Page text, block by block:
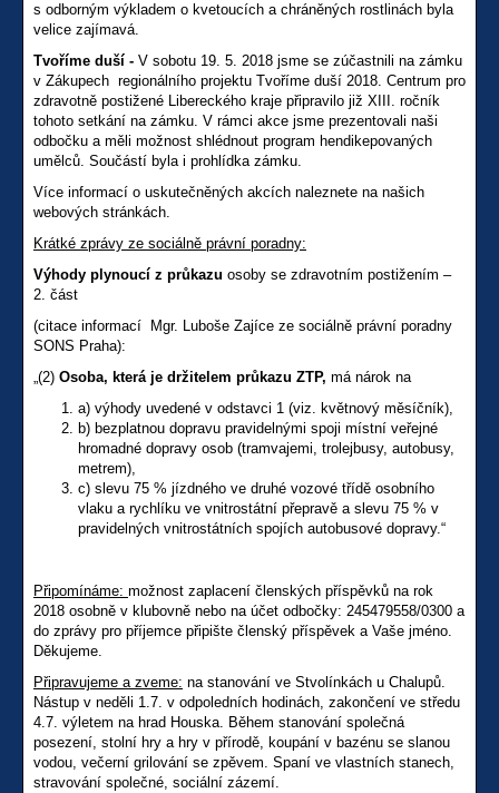
s odborným výkladem o kvetoucích a chráněných rostlinách byla
velice zajímavá.
Tvoříme duší - V sobotu 19. 5. 2018 jsme se zúčastnili na zámku
v Zákupech regionálního projektu Tvoříme duší 2018. Centrum pro
zdravotně postižené Libereckého kraje připravilo již XIII. ročník
tohoto setkání na zámku. V rámci akce jsme prezentovali naši
odbočku a měli možnost shlédnout program hendikepovaných
umělců. Součástí byla i prohlídka zámku.
Více informací o uskutečněných akcích naleznete na našich
webových stránkách.
Krátké zprávy ze sociálně právní poradny:
Výhody plynoucí z průkazu osoby se zdravotním postižením –
2. část
(citace informací Mgr. Luboše Zajíce ze sociálně právní poradny
SONS Praha):
„(2) Osoba, která je držitelem průkazu ZTP, má nárok na
a) výhody uvedené v odstavci 1 (viz. květnový měsíčník),
b) bezplatnou dopravu pravidelnými spoji místní veřejné
hromadné dopravy osob (tramvajemi, trolejbusy, autobusy,
metrem),
c) slevu 75 % jízdného ve druhé vozové třídě osobního
vlaku a rychlíku ve vnitrostátní přepravě a slevu 75 % v
pravidelných vnitrostátních spojích autobusové dopravy.“
Připomínáme: možnost zaplacení členských příspěvků na rok
2018 osobně v klubovně nebo na účet odbočky: 245479558/0300 a
do zprávy pro příjemce připište členský příspěvek a Vaše jméno.
Děkujeme.
Připravujeme a zveme: na stanování ve Stvolínkách u Chalupů.
Nástup v neděli 1.7. v odpoledních hodinách, zakončení ve středu
4.7. výletem na hrad Houska. Během stanování společná
posezení, stolní hry a hry v přírodě, koupání v bazénu se slanou
vodou, večerní grilování se zpěvem. Spaní ve vlastních stanech,
stravování společné, sociální zázemí.